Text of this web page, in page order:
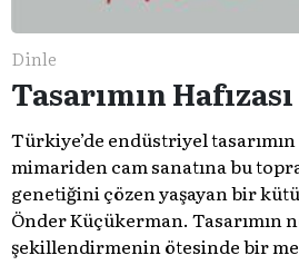
Dinle
Tasarımın Hafızası
Türkiye’de endüstriyel
mimariden cam sanatına bu
genetiğini çözen yaşayan bir
Önder Küçükerman. ​Tasarımın
şekillendirmenin ötesinde bir